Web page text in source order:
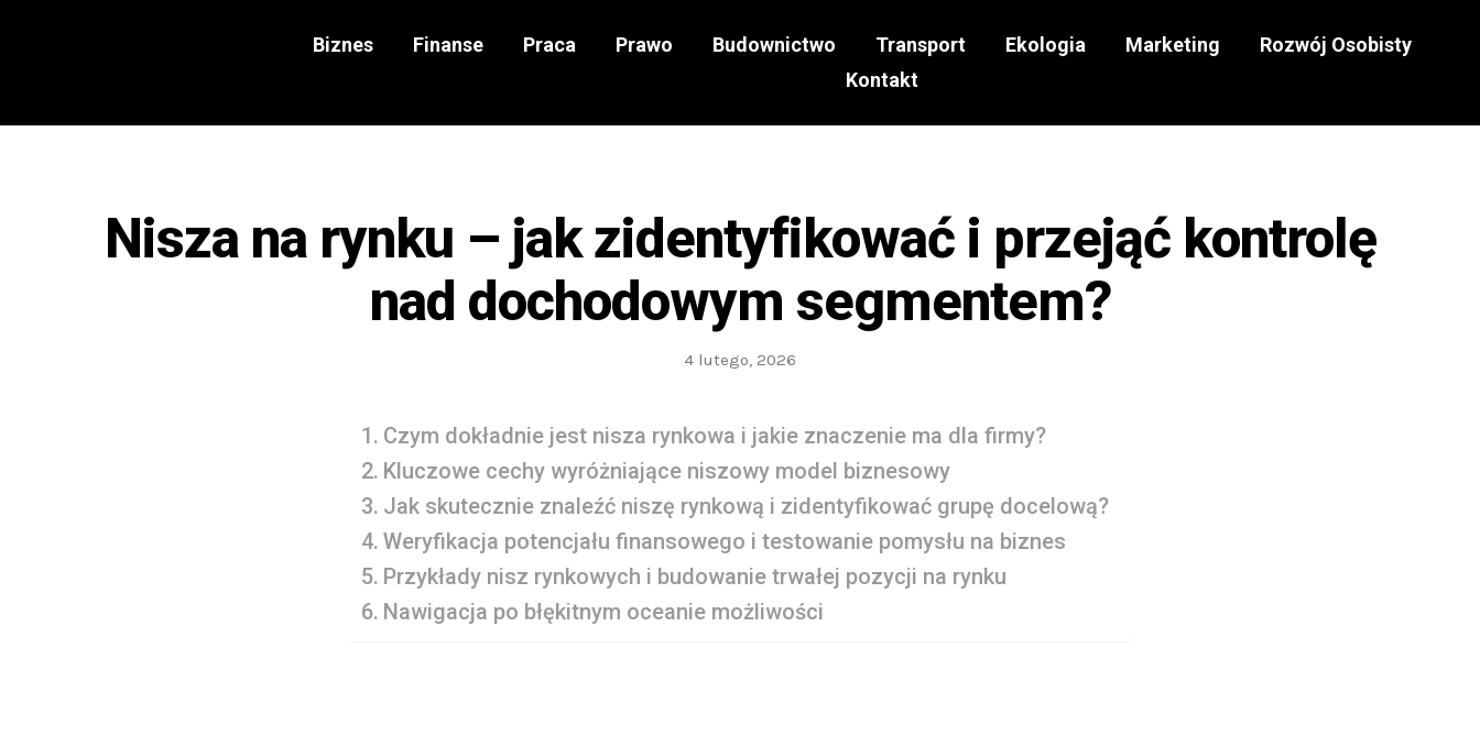
Biznes Finanse Praca Prawo Budownictwo Transport Ekologia Marketing
Rozwój Osobisty
Kontakt
Nisza na rynku – jak zidentyfikować i przejąć kontrolę
nad dochodowym segmentem?
4 lutego, 2026
Czym dokładnie jest nisza rynkowa i jakie znaczenie ma dla firmy?
Kluczowe cechy wyróżniające niszowy model biznesowy
Jak skutecznie znaleźć niszę rynkową i zidentyfikować grupę docelową?
Weryfikacja potencjału finansowego i testowanie pomysłu na biznes
Przykłady nisz rynkowych i budowanie trwałej pozycji na rynku
Nawigacja po błękitnym oceanie możliwości